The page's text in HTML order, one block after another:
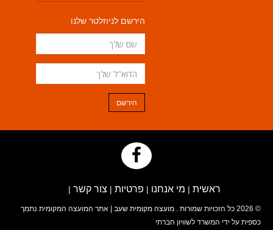
הירשם לניוזלטר שלנו
הירשם
ראשית | מי אנחנו | פרטיות | צור קשר |
© 2026 כל הזכויות שמורות . מועצה מקומית שעב | אתר המועצה המקומית נתמך
כספית על ידי המשרד לשוויון חברתי